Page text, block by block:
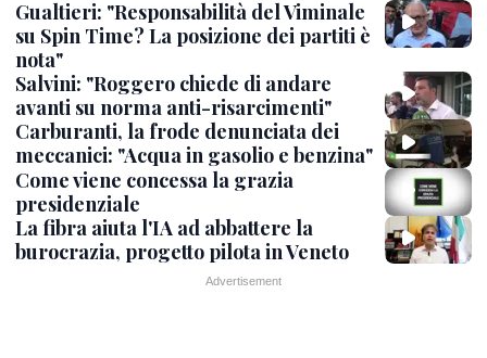
Gualtieri: "Responsabilità del Viminale
su Spin Time? La posizione dei partiti è
nota"
Salvini: "Roggero chiede di andare
avanti su norma anti-risarcimenti"
Carburanti, la frode denunciata dei
meccanici: "Acqua in gasolio e benzina"
Come viene concessa la grazia
presidenziale
La fibra aiuta l'IA ad abbattere la
burocrazia, progetto pilota in Veneto